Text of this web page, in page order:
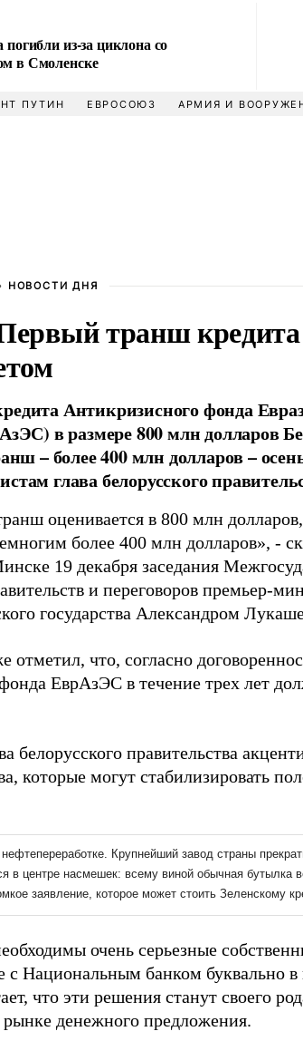
из-за циклона со
в Смоленске
ПУТИН ЕВРОСОЮЗ АРМИЯ И
НОВОСТИ ДНЯ
транш кредита
Антикризисного фонда
в размере 800 млн долларов
– более 400 млн долларов –
глава белорусского
оценивается в 800 млн
более 400 млн долларов», -
19 декабря заседания
и переговоров премьер-
государства Александром
отметил, что, согласно
ЕврАзЭС в течение трех лет
белорусского правительства
которые могут стабилизировать
очень серьезные
с Национальным банком буквально в
что эти решения станут своего
денежного предложения.